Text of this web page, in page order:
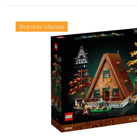
Doprava zdarma